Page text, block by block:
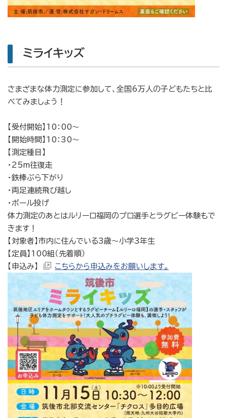
ミライキッズ
さまざまな体力測定に参加して、全国6万人の子どもたちと比
べてみましょう！
【受付開始】10：00〜
【開始時間】10：30〜
【測定種目】
・25m往復走
・鉄棒ぶら下がり
・両足連続飛び越し
・ボール投げ
体力測定のあとはルリーロ福岡のプロ選手とラグビー体験もで
きます！
【対象者】市内に住んでいる3歳〜小学3年生
【定員】100組（先着順）
【申込み】
こちらから申込みをお願いします。